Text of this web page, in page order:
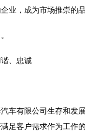
业，成为市场推崇的品
、忠诚
车有限公司生存和发
足客户需求作为工作